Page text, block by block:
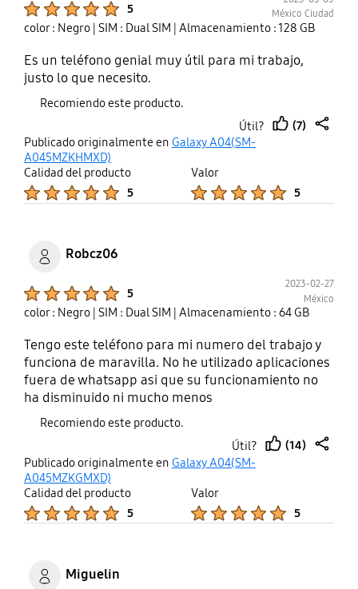
Me gusta sacar fotos y estoy muy
conforme con el equipo y lo
recomiendo para alguien que
busque un equipo económico,
Samsung no decepciona. Viene con
solo me falta comprarle una
5
México Ciudad
color : Negro | SIM : Dual SIM | Almacenamiento : 128 GB
Es un teléfono genial muy útil para mi trabajo,
justo lo que necesito.
Recomiendo este producto.
Útil?
(7)
Publicado originalmente en Galaxy A04(SM-
A045MZKHMXD)
Calidad del producto
5
Valor
5
Robcz06
5
2023-02-27
México
color : Negro | SIM : Dual SIM | Almacenamiento : 64 GB
Tengo este teléfono para mi numero del trabajo y
funciona de maravilla. No he utilizado aplicaciones
fuera de whatsapp asi que su funcionamiento no
ha disminuido ni mucho menos
Recomiendo este producto.
Útil?
(14)
Publicado originalmente en Galaxy A04(SM-
A045MZKGMXD)
Calidad del producto
5
Valor
5
Miguelin